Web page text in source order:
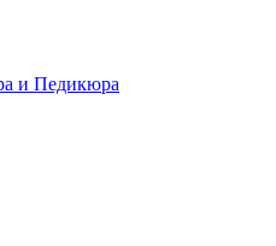
и Педикюра